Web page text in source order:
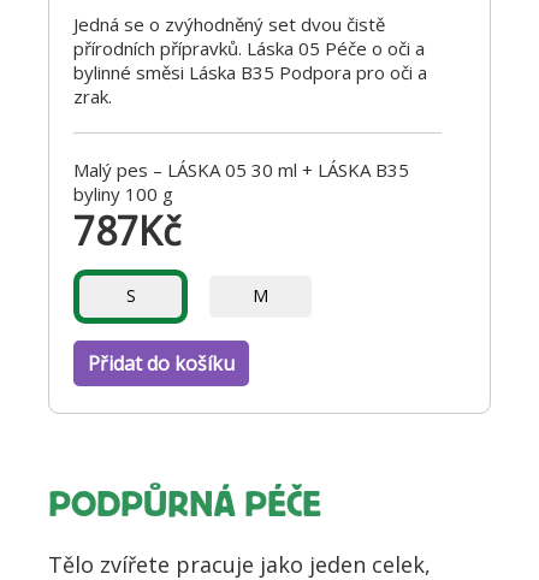
Jedná se o zvýhodněný set dvou čistě
přírodních přípravků. Láska 05 Péče o oči a
bylinné směsi Láska B35 Podpora pro oči a
zrak.
Malý pes – LÁSKA 05 30 ml + LÁSKA B35
byliny 100 g
787Kč
S M
Přidat do košíku
PODPŮRNÁ PÉČE
Tělo zvířete pracuje jako jeden celek,